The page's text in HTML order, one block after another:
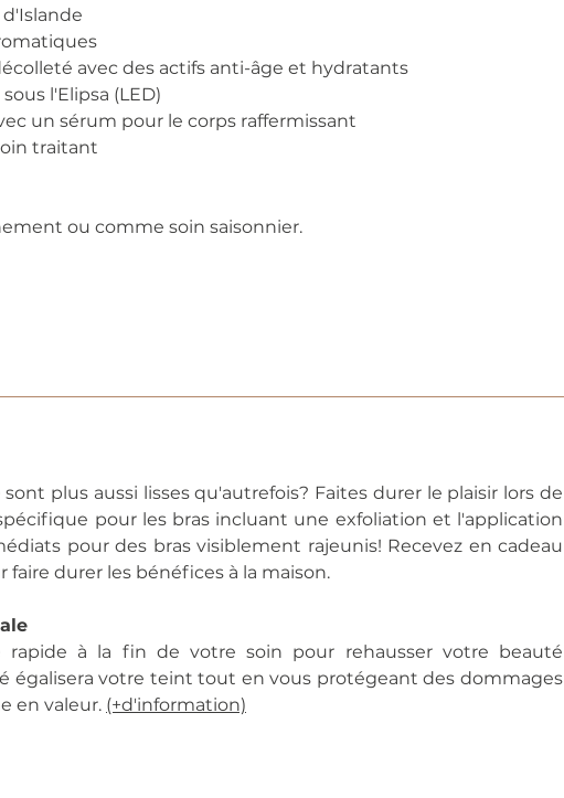
avec des actifs anti-âge et hydratants
l'Elipsa (LED)
un sérum pour le corps raffermissant
traitant
ou comme soin saisonnier.
À LA CARTE
plus aussi lisses qu'autrefois? Faites durer le plaisir lors de
pour les bras incluant une exfoliation et l'application
pour des bras visiblement rajeunis! Recevez en cadeau
durer les bénéfices à la maison.
rapide à la fin de votre soin pour rehausser votre beauté
égalisera votre teint tout en vous protégeant des dommages
en valeur. (+d'information)